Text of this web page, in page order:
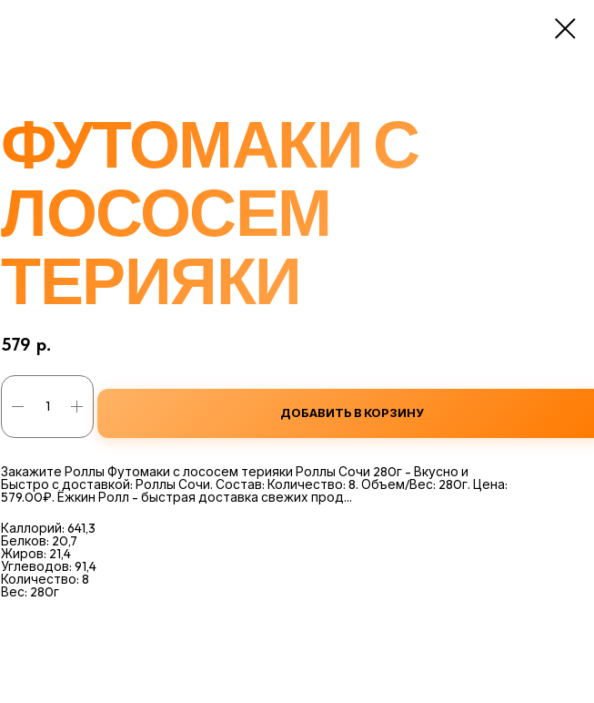
ФУТОМАКИ С
ЛОСОСЕМ
ТЕРИЯКИ
579 р.
ДОБАВИТЬ В КОРЗИНУ
Закажите Роллы Футомаки с лососем терияки Роллы Сочи 280г - Вкусно и
Быстро с доставкой: Роллы Сочи. Состав: Количество: 8. Объем/Вес: 280г. Цена:
579.00₽. Ёжкин Ролл - быстрая доставка свежих прод...
Каллорий: 641,3
Белков: 20,7
Жиров: 21,4
Углеводов: 91,4
Количество: 8
Вес: 280г